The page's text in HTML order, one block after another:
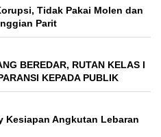
Tidak Pakai Molen dan
Parit
BEREDAR, RUTAN KELAS I
KEPADA PUBLIK
Kesiapan Angkutan Lebaran